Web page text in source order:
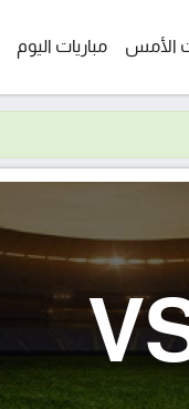
الأمس مباريات اليوم